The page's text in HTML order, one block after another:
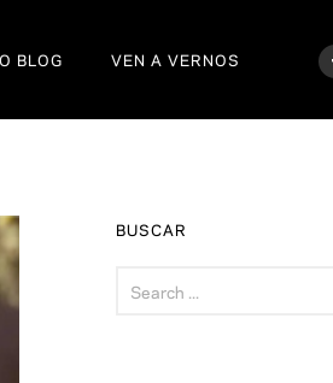
BLOG VEN A VERNOS
BUSCAR